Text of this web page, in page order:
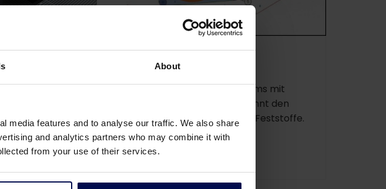
About
media features and to analyse our traffic. We also share
and analytics partners who may combine it with
from your use of their services.
Siebbandpresse
Entwässerung des Schlamms mit
einer Siebbandpresse. Trennt den
Schlamm in Wasser und in Feststoffe.